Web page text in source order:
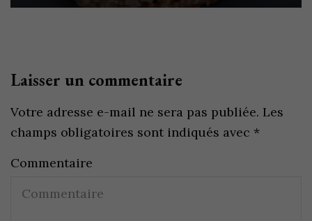
Laisser un commentaire
Votre adresse e-mail ne sera pas publiée. Les
champs obligatoires sont indiqués avec *
Commentaire